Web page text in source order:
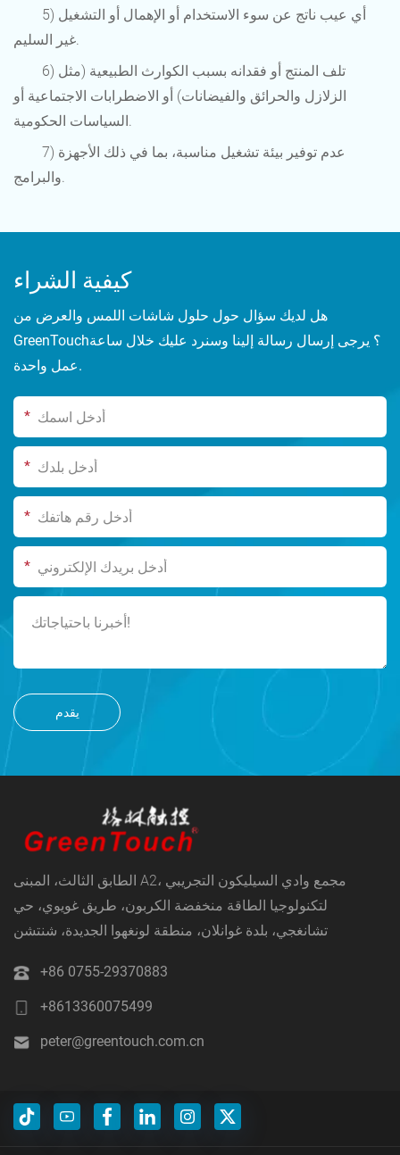
5) أي عيب ناتج عن سوء الاستخدام أو الإهمال أو التشغيل
غير السليم.
6) تلف المنتج أو فقدانه بسبب الكوارث الطبيعية (مثل
الزلازل والحرائق والفيضانات) أو الاضطرابات الاجتماعية أو
السياسات الحكومية.
7) عدم توفير بيئة تشغيل مناسبة، بما في ذلك الأجهزة
والبرامج.
كيفية الشراء
هل لديك سؤال حول حلول شاشات اللمس والعرض من
GreenTouch؟ يرجى إرسال رسالة إلينا وسنرد عليك خلال ساعة
عمل واحدة.
*
*
*
*
يقدم
الطابق الثالث، المبنى A2، مجمع وادي السيليكون التجريبي
لتكنولوجيا الطاقة منخفضة الكربون، طريق غويوي، حي
تشانغجي، بلدة غوانلان، منطقة لونغهوا الجديدة، شنتشن
+86 0755-29370883
+8613360075499
peter@greentouch.com.cn